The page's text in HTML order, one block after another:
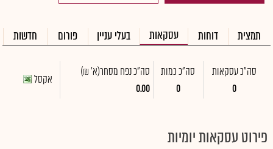
תמצית דוחות עסקאות בעלי עניין פורום חדשות
סה"כ עסקאות
0
סה"כ כמות
0
סה"כ נפח מסחר(א' ₪)
0.00
אקסל
פירוט עסקאות יומיות